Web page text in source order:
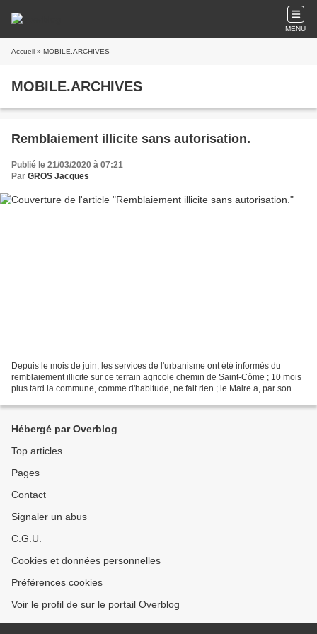
MENU
Accueil » MOBILE.ARCHIVES
MOBILE.ARCHIVES
Remblaiement illicite sans autorisation.
Publié le 21/03/2020 à 07:21
Par GROS Jacques
Depuis le mois de juin, les services de l'urbanisme ont été informés du
remblaiement illicite sur ce terrain agricole chemin de Saint-Côme ; 10 mois
plus tard la commune, comme d'habitude, ne fait rien ; le Maire a, par son
Hébergé par Overblog
Top articles
Pages
Contact
Signaler un abus
C.G.U.
Cookies et données personnelles
Préférences cookies
Voir le profil de sur le portail Overblog